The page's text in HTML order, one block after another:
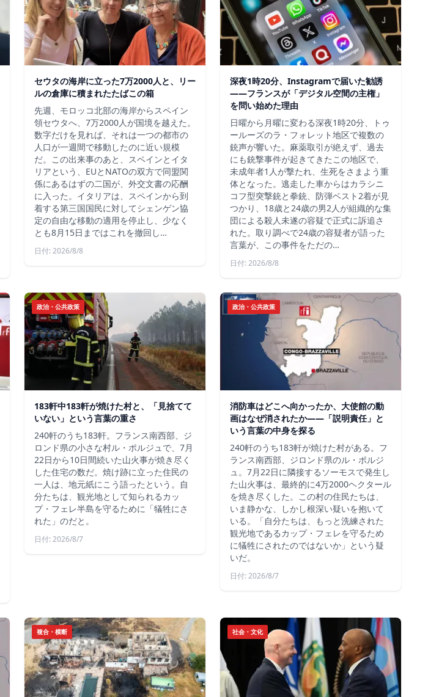
セウタの海岸に立った7万2000人と、リー
ルの倉庫に積まれたたばこの箱
先週、モロッコ北部の海岸からスペイン
領セウタへ、7万2000人が国境を越えた。
数字だけを見れば、それは一つの都市の
人口が一週間で移動したのに近い規模
だ。この出来事のあと、スペインとイタ
リアという、EUとNATOの双方で同盟関
係にあるはずの二国が、外交文書の応酬
に入った。イタリアは、スペインから到
着する第三国国民に対してシェンゲン協
定の自由な移動の適用を停止し、少なく
とも8月15日まではこれを撤回し…
日付: 2026/8/8
深夜1時20分、Instagramで届いた勧誘
――フランスが「デジタル空間の主権」
を問い始めた理由
日曜から月曜に変わる深夜1時20分、トゥ
ールーズのラ・フォレット地区で複数の
銃声が響いた。麻薬取引が絶えず、過去
にも銃撃事件が起きてきたこの地区で、
未成年者1人が撃たれ、生死をさまよう重
体となった。逃走した車からはカラシニ
コフ型突撃銃と拳銃、防弾ベスト2着が見
つかり、18歳と24歳の男2人が組織的な集
団による殺人未遂の容疑で正式に訴追さ
れた。取り調べで24歳の容疑者が語った
言葉が、この事件をただの…
日付: 2026/8/8
政治・公共政策
183軒中183軒が焼けた村と、「見捨てて
いない」という言葉の重さ
240軒のうち183軒。フランス南西部、ジ
ロンド県の小さな村ル・ポルジュで、7月
22日から10日間続いた山火事が焼き尽く
した住宅の数だ。焼け跡に立った住民の
一人は、地元紙にこう語ったという。自
分たちは、観光地として知られるカッ
プ・フェレ半島を守るために「犠牲にさ
れた」のだと。
日付: 2026/8/7
政治・公共政策
消防車はどこへ向かったか、大使館の動
画はなぜ消されたか——「説明責任」と
いう言葉の中身を探る
240軒のうち183軒が焼けた村がある。フ
ランス南西部、ジロンド県のル・ポルジ
ュ。7月22日に隣接するソーモスで発生し
た山火事は、最終的に4万2000ヘクタール
を焼き尽くした。この村の住民たちは、
いま静かな、しかし根深い疑いを抱いて
いる。「自分たちは、もっと洗練された
観光地であるカップ・フェレを守るため
に犠牲にされたのではないか」という疑
いだ。
日付: 2026/8/7
複合・横断 社会・文化